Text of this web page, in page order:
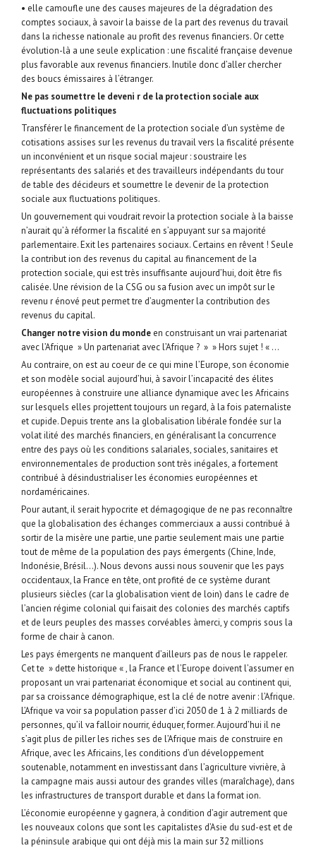
• elle camoufle une des causes majeures de la dégradation des
comptes sociaux, à savoir la baisse de la part des revenus du travail
dans la richesse nationale au profit des revenus financiers. Or cette
évolution-là a une seule explication : une fiscalité française devenue
plus favorable aux revenus financiers. Inutile donc d’aller chercher
des boucs émissaires à l’étranger.
Ne pas soumettre le deveni r de la protection sociale aux
fluctuations politiques
Transférer le financement de la protection sociale d’un système de
cotisations assises sur les revenus du travail vers la fiscalité présente
un inconvénient et un risque social majeur : soustraire les
représentants des salariés et des travailleurs indépendants du tour
de table des décideurs et soumettre le devenir de la protection
sociale aux fluctuations politiques.
Un gouvernement qui voudrait revoir la protection sociale à la baisse
n’aurait qu’à réformer la fiscalité en s’appuyant sur sa majorité
parlementaire. Exit les partenaires sociaux. Certains en rêvent ! Seule
la contribut ion des revenus du capital au financement de la
protection sociale, qui est très insuffisante aujourd’hui, doit être fis
calisée. Une révision de la CSG ou sa fusion avec un impôt sur le
revenu r énové peut permet tre d’augmenter la contribution des
revenus du capital.
Changer notre vision du monde en construisant un vrai partenariat
avec l’Afrique » Un partenariat avec l’Afrique ? » » Hors sujet ! « …
Au contraire, on est au coeur de ce qui mine l’Europe, son économie
et son modèle social aujourd’hui, à savoir l’incapacité des élites
européennes à construire une alliance dynamique avec les Africains
sur lesquels elles projettent toujours un regard, à la fois paternaliste
et cupide. Depuis trente ans la globalisation libérale fondée sur la
volat ilité des marchés financiers, en généralisant la concurrence
entre des pays où les conditions salariales, sociales, sanitaires et
environnementales de production sont très inégales, a fortement
contribué à désindustrialiser les économies européennes et
nordaméricaines.
Pour autant, il serait hypocrite et démagogique de ne pas reconnaître
que la globalisation des échanges commerciaux a aussi contribué à
sortir de la misère une partie, une partie seulement mais une partie
tout de même de la population des pays émergents (Chine, Inde,
Indonésie, Brésil…). Nous devons aussi nous souvenir que les pays
occidentaux, la France en tête, ont profité de ce système durant
plusieurs siècles (car la globalisation vient de loin) dans le cadre de
l’ancien régime colonial qui faisait des colonies des marchés captifs
et de leurs peuples des masses corvéables àmerci, y compris sous la
forme de chair à canon.
Les pays émergents ne manquent d’ailleurs pas de nous le rappeler.
Cet te » dette historique « , la France et l’Europe doivent l’assumer en
proposant un vrai partenariat économique et social au continent qui,
par sa croissance démographique, est la clé de notre avenir : l’Afrique.
L’Afrique va voir sa population passer d’ici 2050 de 1 à 2 milliards de
personnes, qu’il va falloir nourrir, éduquer, former. Aujourd’hui il ne
s’agit plus de piller les riches ses de l’Afrique mais de construire en
Afrique, avec les Africains, les conditions d’un développement
soutenable, notamment en investissant dans l’agriculture vivrière, à
la campagne mais aussi autour des grandes villes (maraîchage), dans
les infrastructures de transport durable et dans la format ion.
L’économie européenne y gagnera, à condition d’agir autrement que
les nouveaux colons que sont les capitalistes d’Asie du sud-est et de
la péninsule arabique qui ont déjà mis la main sur 32 millions